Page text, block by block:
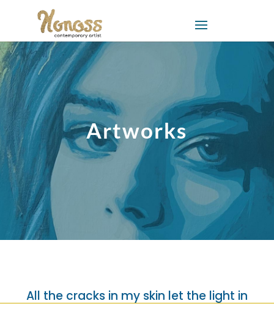
Artworks
All the cracks in my skin let the light in